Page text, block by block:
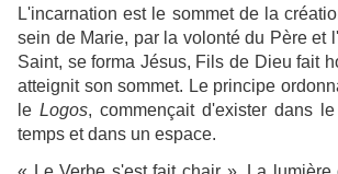
L'incarnation est le sommet de la
sein de Marie, par la volonté du Père et
Saint, se forma Jésus, Fils de Dieu fait
atteignit son sommet. Le principe
le Logos, commençait d'exister dans
temps et dans un espace.